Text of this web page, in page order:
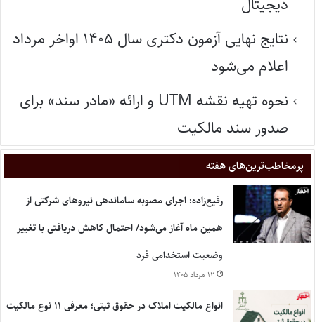
نتایج نهایی آزمون دکتری سال ۱۴۰۵ اواخر مرداد
اعلام می‌شود
نحوه تهیه نقشه UTM و ارائه «مادر سند» برای
صدور سند مالکیت
پر‌مخاطب‌ترین‌های هفته
رفیع‌زاده: اجرای مصوبه ساماندهی نیروهای شرکتی از
همین ماه آغاز می‌شود/ احتمال کاهش دریافتی با تغییر
وضعیت استخدامی فرد
۱۲ مرداد ۱۴۰۵
انواع مالکیت املاک در حقوق ثبتی؛ معرفی ۱۱ نوع مالکیت